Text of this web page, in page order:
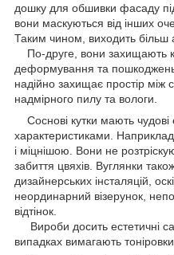
дошку для обшивки фасаду
вони маскуються від інших
Таким чином, виходить більш
По-друге, вони захищають
деформування та
надійно захищає простір між
надмірного пилу та вологи.
Соснові кутки мають чудові
характеристиками.
і міцнішою. Вони не
забиття цвяхів. Вуглянки
дизайнерських інсталяцій,
неординарний візерунок,
відтінок.
Вироби досить естетичні
випадках вимагають